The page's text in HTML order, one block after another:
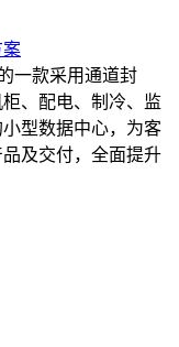
案
一款采用通道封
、配电、制冷、监
型数据中心，为客
及交付，全面提升